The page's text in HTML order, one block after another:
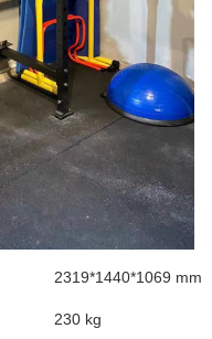
2319*1440*1069 mm
230 kg